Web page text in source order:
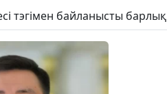
тэгімен байланысты